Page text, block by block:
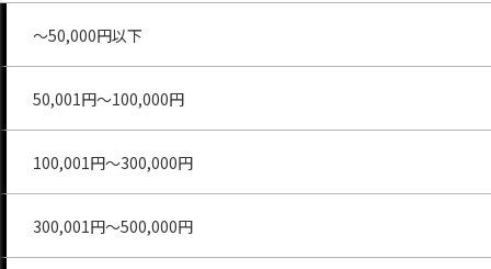
～50,000円以下
50,001円～100,000円
100,001円～300,000円
300,001円～500,000円